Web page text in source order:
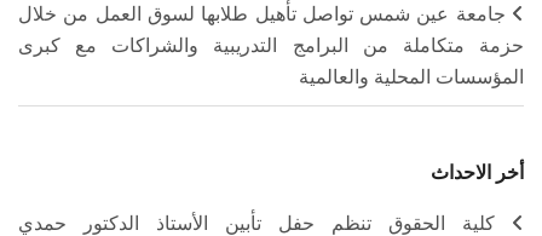
جامعة عين شمس تواصل تأهيل طلابها لسوق العمل من خلال
حزمة متكاملة من البرامج التدريبية والشراكات مع كبرى
المؤسسات المحلية والعالمية
أخر الاحداث
كلية الحقوق تنظم حفل تأبين الأستاذ الدكتور حمدي